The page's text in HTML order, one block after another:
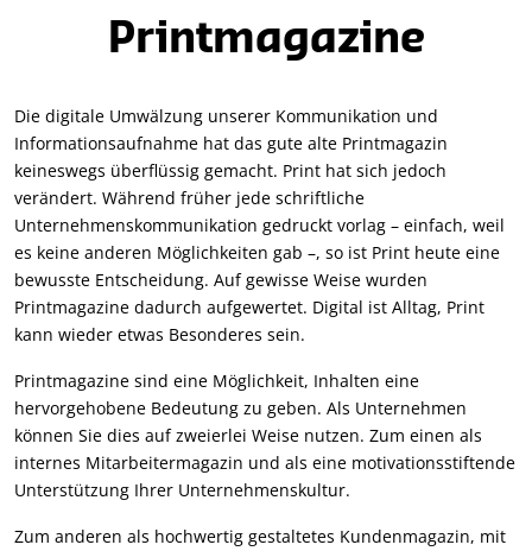
Printmagazine
Die digitale Umwälzung unserer Kommunikation und
Informationsaufnahme hat das gute alte Printmagazin
keineswegs überflüssig gemacht. Print hat sich jedoch
verändert. Während früher jede schriftliche
Unternehmenskommunikation gedruckt vorlag – einfach, weil
es keine anderen Möglichkeiten gab –, so ist Print heute eine
bewusste Entscheidung. Auf gewisse Weise wurden
Printmagazine dadurch aufgewertet. Digital ist Alltag, Print
kann wieder etwas Besonderes sein.
Printmagazine sind eine Möglichkeit, Inhalten eine
hervorgehobene Bedeutung zu geben. Als Unternehmen
können Sie dies auf zweierlei Weise nutzen. Zum einen als
internes Mitarbeitermagazin und als eine motivationsstiftende
Unterstützung Ihrer Unternehmenskultur.
Zum anderen als hochwertig gestaltetes Kundenmagazin, mit